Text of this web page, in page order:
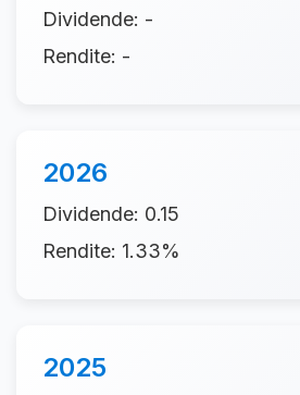
Dividende: -
Rendite: -
2026
Dividende: 0.15
Rendite: 1.33%
2025